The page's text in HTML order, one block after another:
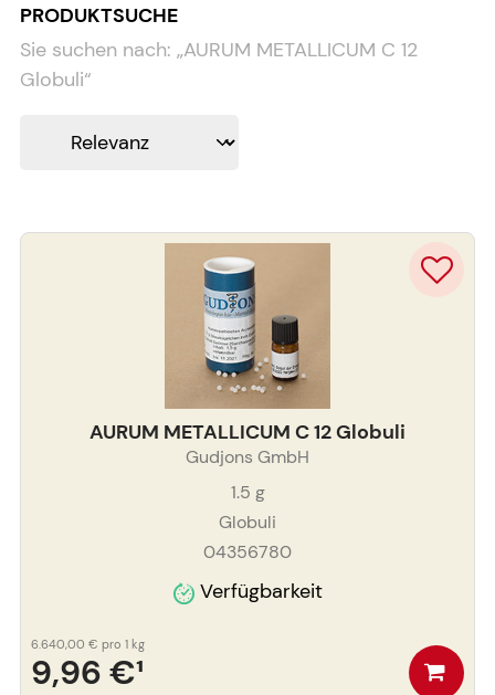
PRODUKTSUCHE
Sie suchen nach: „AURUM METALLICUM C 12
Globuli“
AURUM METALLICUM C 12 Globuli
Gudjons GmbH
1.5 g
Globuli
04356780
Verfügbarkeit
9,96 €¹
6.640,00 € pro 1 kg